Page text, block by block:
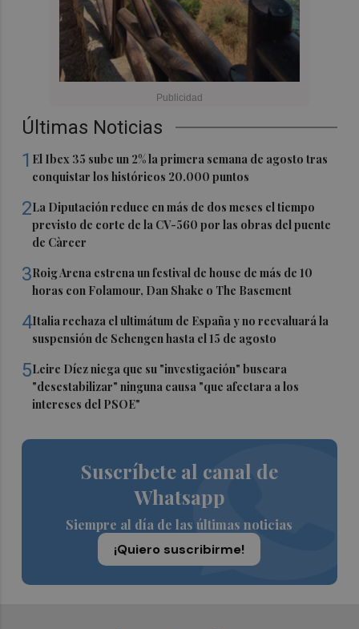
Últimas Noticias
1 El Ibex 35 sube un 2% la primera semana de agosto tras
conquistar los históricos 20.000 puntos
2La Diputación reduce en más de dos meses el tiempo
previsto de corte de la CV-560 por las obras del puente
de Càrcer
3Roig Arena estrena un festival de house de más de 10
horas con Folamour, Dan Shake o The Basement
4Italia rechaza el ultimátum de España y no reevaluará la
suspensión de Schengen hasta el 15 de agosto
5Leire Díez niega que su "investigación" buscara
"desestabilizar" ninguna causa "que afectara a los
intereses del PSOE"
Suscríbete al canal de
Whatsapp
Siempre al día de las últimas noticias
¡Quiero suscribirme!